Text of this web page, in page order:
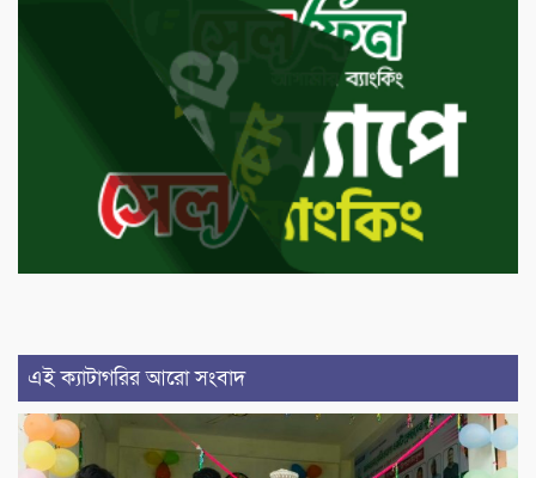
এই ক্যাটাগরির আরো সংবাদ